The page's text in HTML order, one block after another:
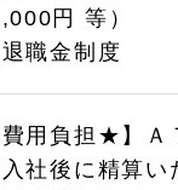
円 等）
職金制度
用負担★】Ａ
社後に精算